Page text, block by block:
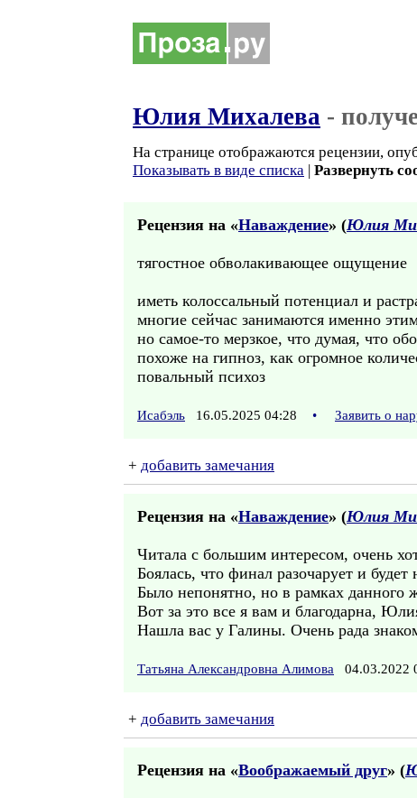
Юлия Михалева -
На странице отображаются рецензии,
Показывать в виде списка | Развернуть
Рецензия на «Наваждение» (Юлия
тягостное обволакивающее ощущение
иметь колоссальный потенциал и
многие сейчас занимаются именно
но самое-то мерзкое, что думая, что
похоже на гипноз, как огромное
повальный психоз
Исабэль 16.05.2025 04:28 • Заявить о
+ добавить замечания
Рецензия на «Наваждение» (Юлия
Читала с большим интересом, очень
Боялась, что финал разочарует и будет
Было непонятно, но в рамках данного
Вот за это все я вам и благодарна,
Нашла вас у Галины. Очень рада
Татьяна Александровна Алимова 04.03.2022
+ добавить замечания
Рецензия на «Воображаемый друг» (